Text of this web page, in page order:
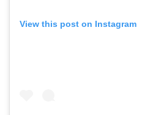
View this post on Instagram